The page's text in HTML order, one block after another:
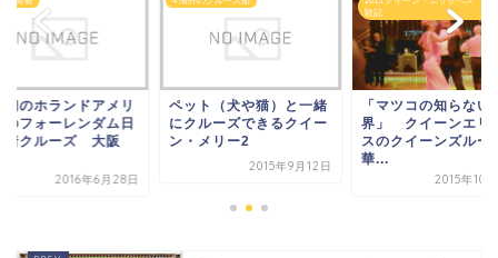
ト（犬や猫）と一緒
ルーズできるクイー
メリー2
「マツコの知らない世
界」 クイーンエリザベ
スのクイーンズルームで
日本初のホランドア
カンのフォーレンダ
本発着クルーズ 大
港...
2016年6